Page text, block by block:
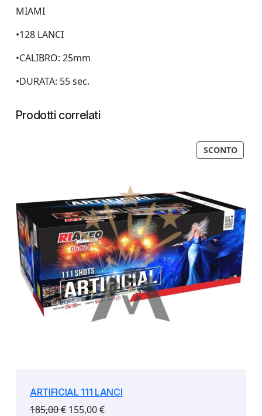
MIAMI
•128 LANCI
•CALIBRO: 25mm
•DURATA: 55 sec.
Prodotti correlati
SCONTO
IN
ARTIFICIAL 111 LANCI
185,00€ Il
155,00€Il